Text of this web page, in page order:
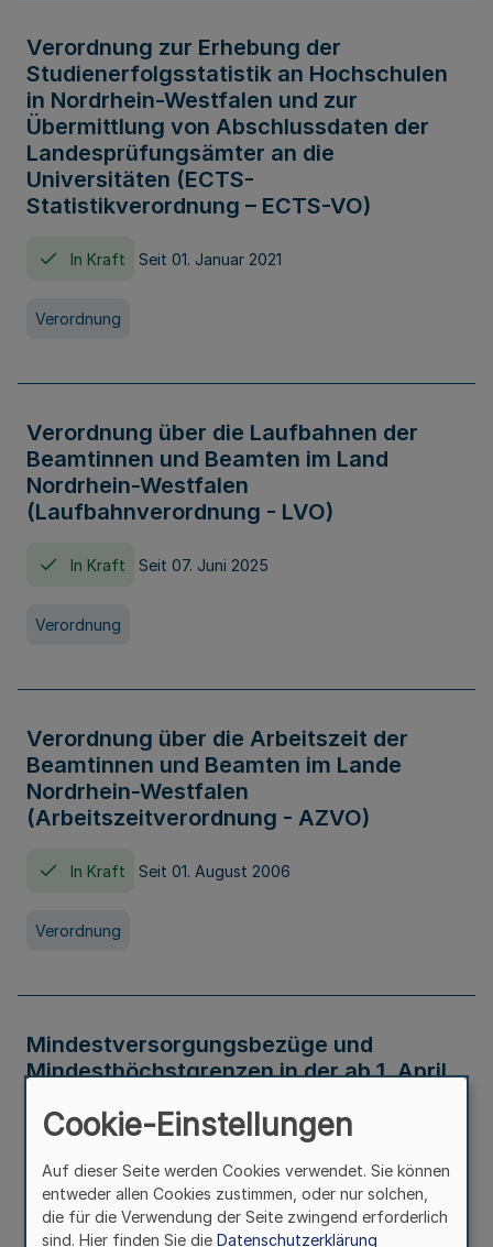
Verordnung zur Erhebung der
Studienerfolgsstatistik an Hochschulen
in Nordrhein-Westfalen und zur
Übermittlung von Abschlussdaten der
Landesprüfungsämter an die
Universitäten (ECTS-
Statistikverordnung – ECTS-VO)
In Kraft Seit 01. Januar 2021
Verordnung
Verordnung über die Laufbahnen der
Beamtinnen und Beamten im Land
Nordrhein-Westfalen
(Laufbahnverordnung - LVO)
In Kraft Seit 07. Juni 2025
Verordnung
Verordnung über die Arbeitszeit der
Beamtinnen und Beamten im Lande
Nordrhein-Westfalen
(Arbeitszeitverordnung - AZVO)
In Kraft Seit 01. August 2006
Verordnung
Mindestversorgungsbezüge und
Mindesthöchstgrenzen in der ab 1. April
Verwaltungsvorschrift
Cookie-Einstellungen
Auf dieser Seite werden Cookies verwendet. Sie können
entweder allen Cookies zustimmen, oder nur solchen,
die für die Verwendung der Seite zwingend erforderlich
sind. Hier finden Sie die Datenschutzerklärung